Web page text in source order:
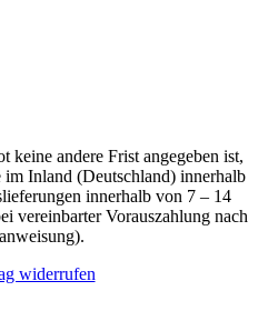
keine andere Frist angegeben ist,
Inland (Deutschland) innerhalb
innerhalb von 7 – 14
vereinbarter Vorauszahlung nach
widerrufen